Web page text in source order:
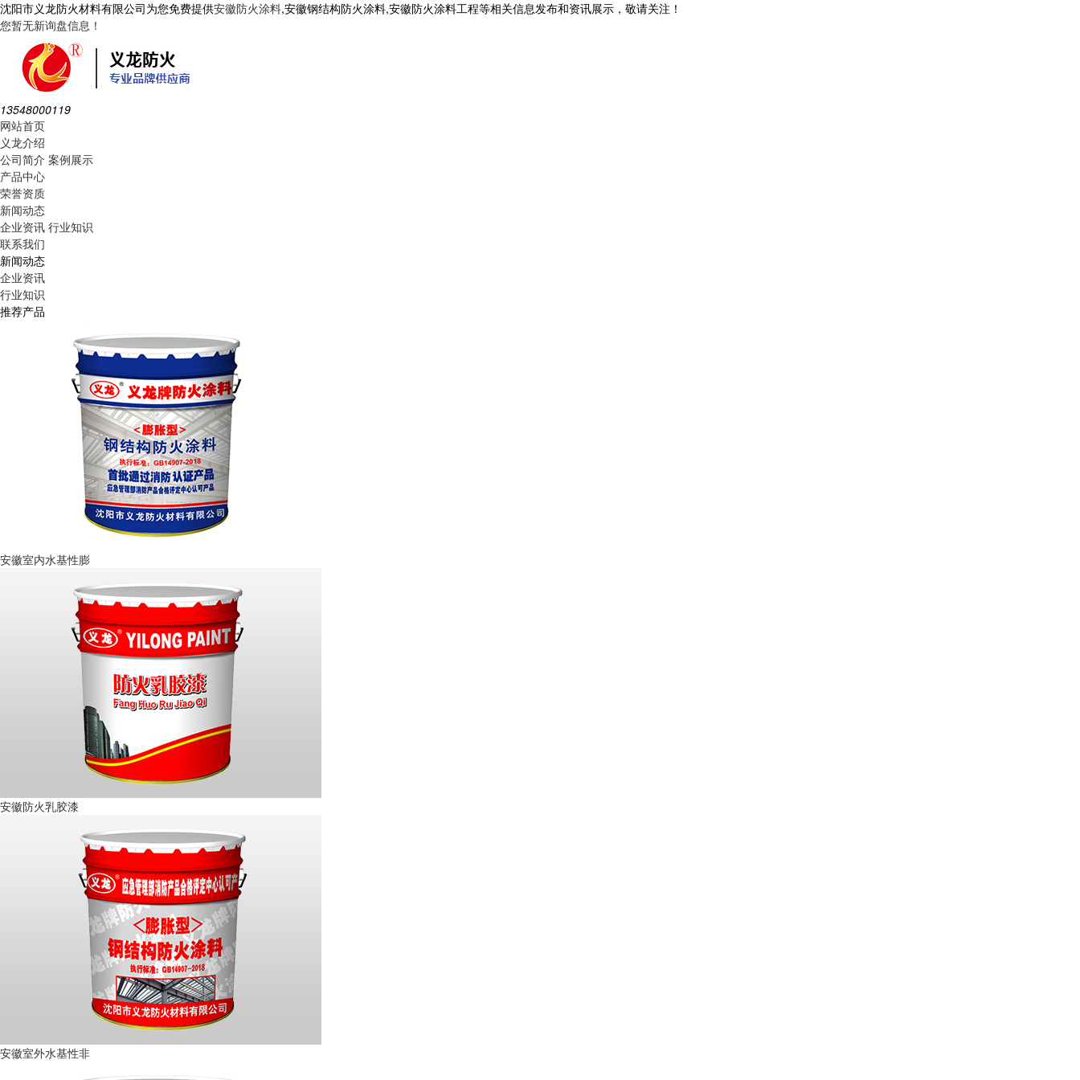
沈阳市义龙防火材料有限公司为您免费提供安徽防火涂料,安徽钢结构防火涂料,安徽防火涂料工程等相关信息发布和资讯展示，敬请关注！
您暂无新询盘信息！
13548000119
网站首页
义龙介绍
公司简介 案例展示
产品中心
荣誉资质
新闻动态
企业资讯 行业知识
联系我们
新闻动态
企业资讯
行业知识
推荐产品
安徽室内水基性膨
安徽防火乳胶漆
安徽室外水基性非